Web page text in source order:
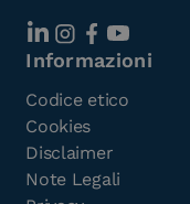
Informazioni
Codice etico
Cookies
Disclaimer
Note Legali